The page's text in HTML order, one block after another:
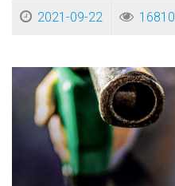
2021-09-22 16810